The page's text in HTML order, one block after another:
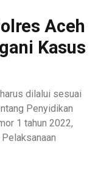
Aceh
Kasus
dilalui sesuai
Penyidikan
1 tahun 2022,